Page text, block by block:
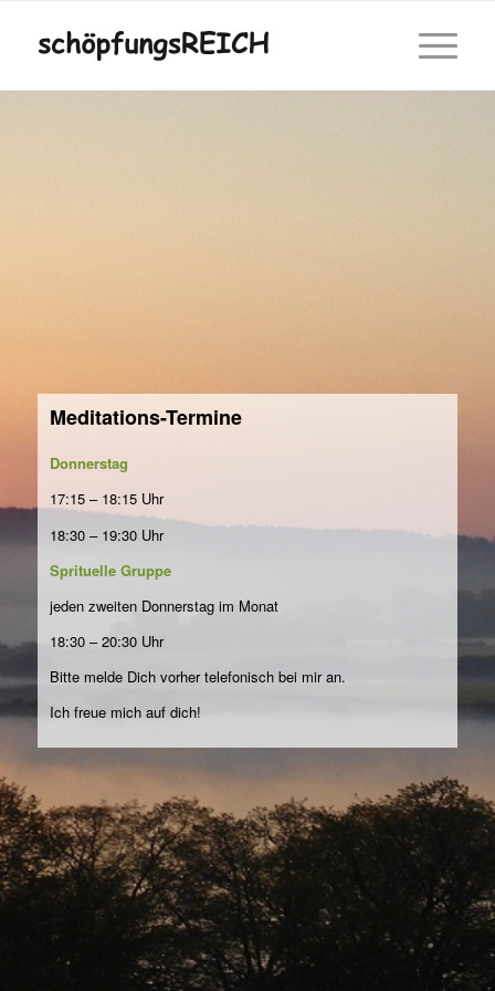
Meditations-Termine
Donnerstag
17:15 – 18:15 Uhr
18:30 – 19:30 Uhr
Sprituelle Gruppe
jeden zweiten Donnerstag im Monat
18:30 – 20:30 Uhr
Bitte melde Dich vorher telefonisch bei mir an.
Ich freue mich auf dich!